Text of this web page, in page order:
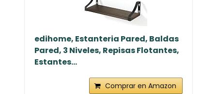
edihome, Estanteria Pared, Baldas
Pared, 3 Niveles, Repisas Flotantes,
Estantes...
Comprar en Amazon